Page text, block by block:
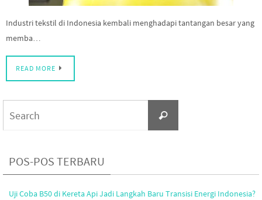
Industri tekstil di Indonesia kembali menghadapi tantangan besar yang
memba…
READ MORE
Search
POS-POS TERBARU
Uji Coba B50 di Kereta Api Jadi Langkah Baru Transisi Energi Indonesia?